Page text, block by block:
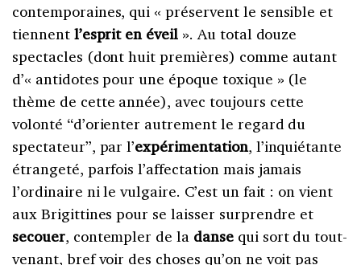
contemporaines, qui « préservent le sensible et
tiennent l’esprit en éveil ». Au total douze
spectacles (dont huit premières) comme autant
d’« antidotes pour une époque toxique » (le
thème de cette année), avec toujours cette
volonté “d’orienter autrement le regard du
spectateur”, par l’expérimentation, l’inquiétante
étrangeté, parfois l’affectation mais jamais
l’ordinaire ni le vulgaire. C’est un fait : on vient
aux Brigittines pour se laisser surprendre et
secouer, contempler de la dansequi sort du tout-
venant, bref voir des choses qu’on ne voit pas